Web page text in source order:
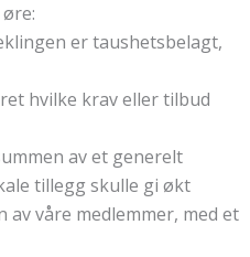
er taushetsbelagt,
hvilke krav eller tilbud
av et generelt
tillegg skulle gi økt
våre medlemmer, med et